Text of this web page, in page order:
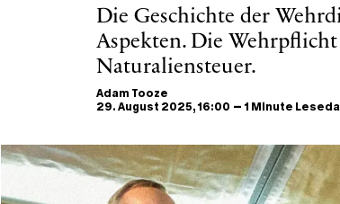
Die Geschichte der
Aspekten. Die
Naturaliensteuer.
Adam Tooze
29. August 2025, 16:00 –1 Minute